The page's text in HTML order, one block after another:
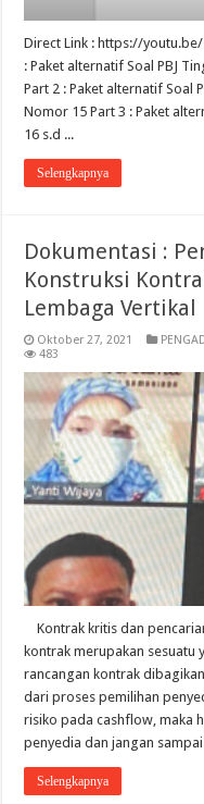
Direct Link : https://youtu.be/
: Paket alternatif Soal PBJ
Part 2 : Paket alternatif Soal
Nomor 15 Part 3 : Paket
16 s.d ...
Selengkapnya
Dokumentasi :
Konstruksi
Lembaga Vertikal
Oktober 27, 2021
483
Kontrak kritis dan
kontrak merupakan sesuatu
rancangan kontrak
dari proses pemilihan
risiko pada cashflow, maka
penyedia dan jangan
Selengkapnya